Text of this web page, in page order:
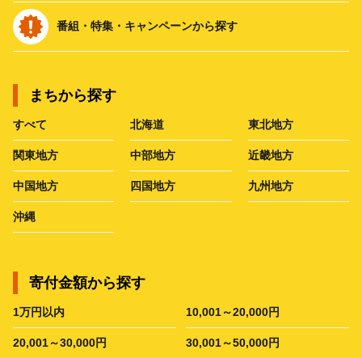
番組・特集・キャンペーンから探す
まちから探す
すべて 北海道 東北地方
関東地方 中部地方 近畿地方
中国地方 四国地方 九州地方
沖縄
寄付金額から探す
1万円以内 10,001～20,000円
20,001～30,000円 30,001～50,000円